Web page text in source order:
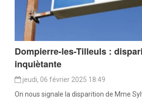
Dompierre-les-Tilleuls :
inquiètante
jeudi, 06 février 2025 18:49
On nous signale la disparition de Mme